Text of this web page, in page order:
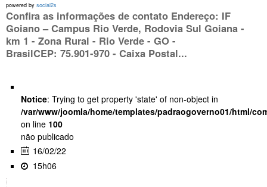
powered by social2s
Confira as informações de contato Endereço: IF
Goiano – Campus Rio Verde, Rodovia Sul Goiana -
km 1 - Zona Rural - Rio Verde - GO -
BrasilCEP: 75.901-970 - Caixa Postal...
Notice: Trying to get property 'state' of non-object in
/var/www/joomla/home/templates/padraogoverno01/html/
on line 100
não publicado
16/02/22
15h06